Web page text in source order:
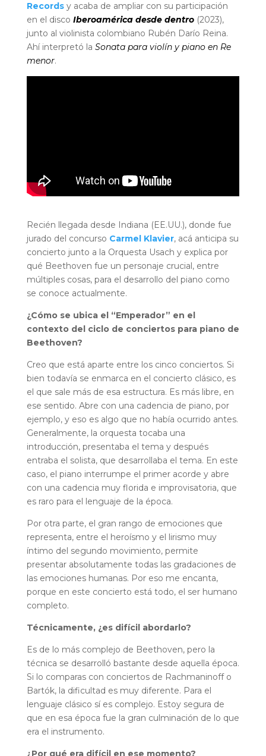
Recordsy acaba de ampliar con su participación
en el disco Iberoamérica desde dentro(2023),
junto al violinista colombiano Rubén Darío Reina.
Ahí interpretó la Sonata para violín y piano en Re
menor.
Recién llegada desde Indiana (EE.UU.), donde fue
jurado del concurso Carmel Klavier, acá anticipa su
concierto junto a la Orquesta Usach y explica por
qué Beethoven fue un personaje crucial, entre
múltiples cosas, para el desarrollo del piano como
se conoce actualmente.
¿Cómo se ubica el “Emperador” en el
contexto del ciclo de conciertos para piano de
Beethoven?
Creo que está aparte entre los cinco conciertos. Si
bien todavía se enmarca en el concierto clásico, es
el que sale más de esa estructura. Es más libre, en
ese sentido. Abre con una cadencia de piano, por
ejemplo, y eso es algo que no había ocurrido antes.
Generalmente, la orquesta tocaba una
introducción, presentaba el tema y después
entraba el solista, que desarrollaba el tema. En este
caso, el piano interrumpe el primer acorde y abre
con una cadencia muy florida e improvisatoria, que
es raro para el lenguaje de la época.
Por otra parte, el gran rango de emociones que
representa, entre el heroísmo y el lirismo muy
íntimo del segundo movimiento, permite
presentar absolutamente todas las gradaciones de
las emociones humanas. Por eso me encanta,
porque en este concierto está todo, el ser humano
completo.
Técnicamente, ¿es difícil abordarlo?
Es de lo más complejo de Beethoven, pero la
técnica se desarrolló bastante desde aquella época.
Si lo comparas con conciertos de Rachmaninoff o
Bartók, la dificultad es muy diferente. Para el
lenguaje clásico sí es complejo. Estoy segura de
que en esa época fue la gran culminación de lo que
era el instrumento.
¿Por qué era difícil en ese momento?